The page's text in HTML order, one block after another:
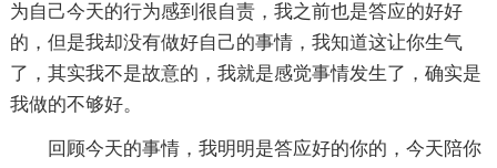
为自己今天的行为感到很自责，我之前也是答应的好好
的，但是我却没有做好自己的事情，我知道这让你生气
了，其实我不是故意的，我就是感觉事情发生了，确实是
我做的不够好。
回顾今天的事情，我明明是答应好的你的，今天陪你